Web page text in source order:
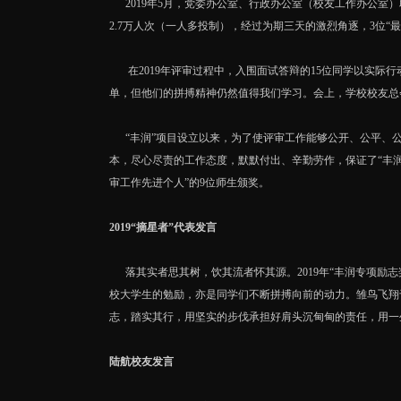
2019年5月，党委办公室、行政办公室（校友工作办公室）
2.7万人次（一人多投制），经过为期三天的激烈角逐，3位“
在2019年评审过程中，入围面试答辩的15位同学以实际行
单，但他们的拼搏精神仍然值得我们学习。会上，学校校友
“丰润”项目设立以来，为了使评审工作能够公开、公平、
本，尽心尽责的工作态度，默默付出、辛勤劳作，保证了“丰
审工作先进个人”的9位师生颁奖。
2019“摘星者”代表发言
落其实者思其树，饮其流者怀其源。2019年“丰润专项励
校大学生的勉励，亦是同学们不断拼搏向前的动力。雏鸟飞
志，踏实其行，用坚实的步伐承担好肩头沉甸甸的责任，用
陆航校友发言